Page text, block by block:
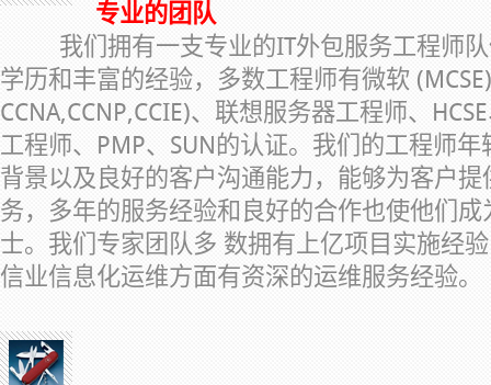
专业的团队
我们拥有一支专业的IT外包服务工程师
学历和丰富的经验，多数工程师有微软
CCNA,CCNP,CCIE)、联想服务器工程师、
工程师、PMP、SUN的认证。我们的工程师
背景以及良好的客户沟通能力，能够为客户
务，多年的服务经验和良好的合作也使他们
士。我们专家团队多 数拥有上亿项目实施经
信业信息化运维方面有资深的运维服务经验。